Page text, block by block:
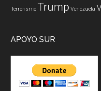
Terrorismo Trump Venezuela
APOYO SUR